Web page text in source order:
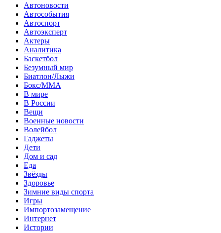
Автоновости
Автособытия
Автоспорт
Автоэксперт
Актеры
Аналитика
Баскетбол
Безумный мир
Биатлон/Лыжи
Бокс/MMA
В мире
В России
Вещи
Военные новости
Волейбол
Гаджеты
Дети
Дом и сад
Еда
Звёзды
Здоровье
Зимние виды спорта
Игры
Импортозамещение
Интернет
Истории